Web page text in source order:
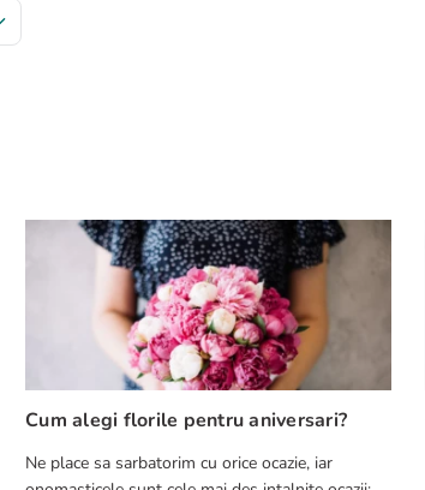
Cum alegi florile pentru aniversari?
Ne place sa sarbatorim cu orice ocazie, iar